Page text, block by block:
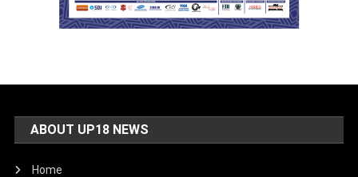
ABOUT UP18 NEWS
Home